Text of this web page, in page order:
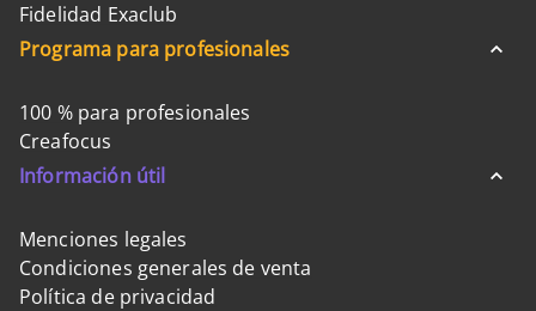
Fidelidad Exaclub
Programa para profesionales
100 % para profesionales
Creafocus
Información útil
Menciones legales
Condiciones generales de venta
Política de privacidad